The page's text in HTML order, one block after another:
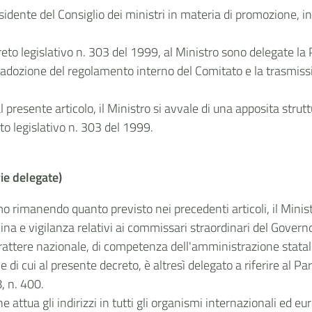
del Consiglio dei ministri in materia di promozione,
legislativo n. 303 del 1999, al Ministro sono delegate
del regolamento interno del Comitato e la
articolo, il Ministro si avvale di una apposita
legislativo n. 303 del 1999.
delegate)
rimanendo quanto previsto nei precedenti articoli, il
e vigilanza relativi ai commissari straordinari del
nazionale, di competenza dell'amministrazione
di cui al presente decreto, è altresì delegato a riferire al
n. 400.
attua gli indirizzi in tutti gli organismi internazionali ed